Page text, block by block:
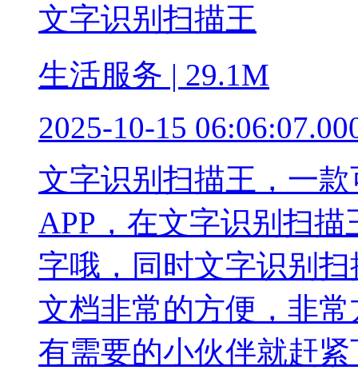
文字识别扫描王
生活服务 | 29.1M
2025-10-15
文字识别扫描王，一
APP，在文字识别扫
字哦，同时文字识别
文档非常的方便，非
有需要的小伙伴就赶